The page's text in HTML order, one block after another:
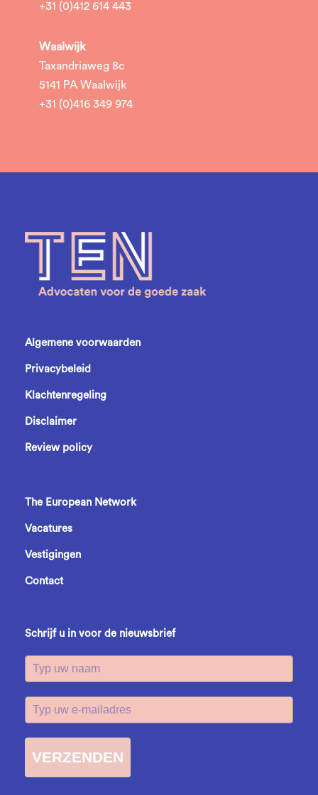
+31 (0)412 614 443
Waalwijk
Taxandriaweg 8c
5141 PA Waalwijk
+31 (0)416 349 974
Algemene voorwaarden
Privacybeleid
Klachtenregeling
Disclaimer
Review policy
The European Network
Vacatures
Vestigingen
Contact
Schrijf u in voor de nieuwsbrief
VERZENDEN